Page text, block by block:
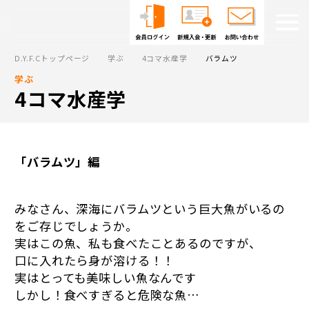
D.Y.F.Cトップページ 学ぶ 4コマ水産学 バラムツ
学ぶ
4コマ水産学
「バラムツ」編
みなさん、深海にバラムツという巨大魚がいるの
をご存じでしょうか。
実はこの魚、私も食べたことあるのですが、
口に入れたら身が溶ける！！
実はとっても美味しい魚なんです
しかし！食べすぎると危険な魚…